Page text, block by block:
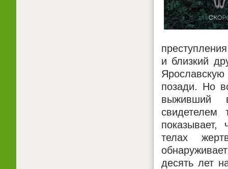
и близкий
позади. Но
выживший
телах
десять лет